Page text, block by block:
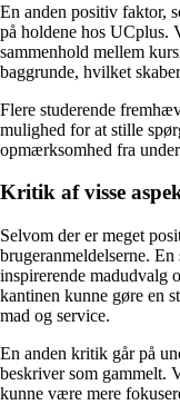
En anden positiv faktor,
på holdene hos UCplus.
sammenhold mellem
baggrunde, hvilket
Flere studerende
mulighed for at stille
opmærksomhed fra
Kritik af visse
Selvom der er meget
brugeranmeldelserne.
inspirerende madudvalg
kantinen kunne gøre en
mad og service.
En anden kritik går på
beskriver som gammelt.
kunne være mere